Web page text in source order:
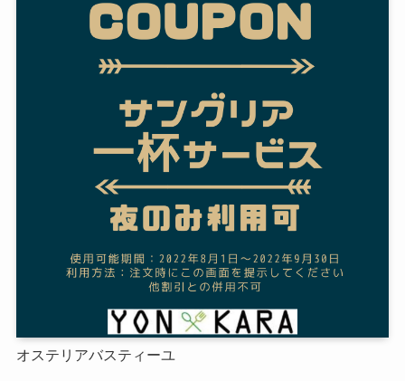
オステリアバスティーユ